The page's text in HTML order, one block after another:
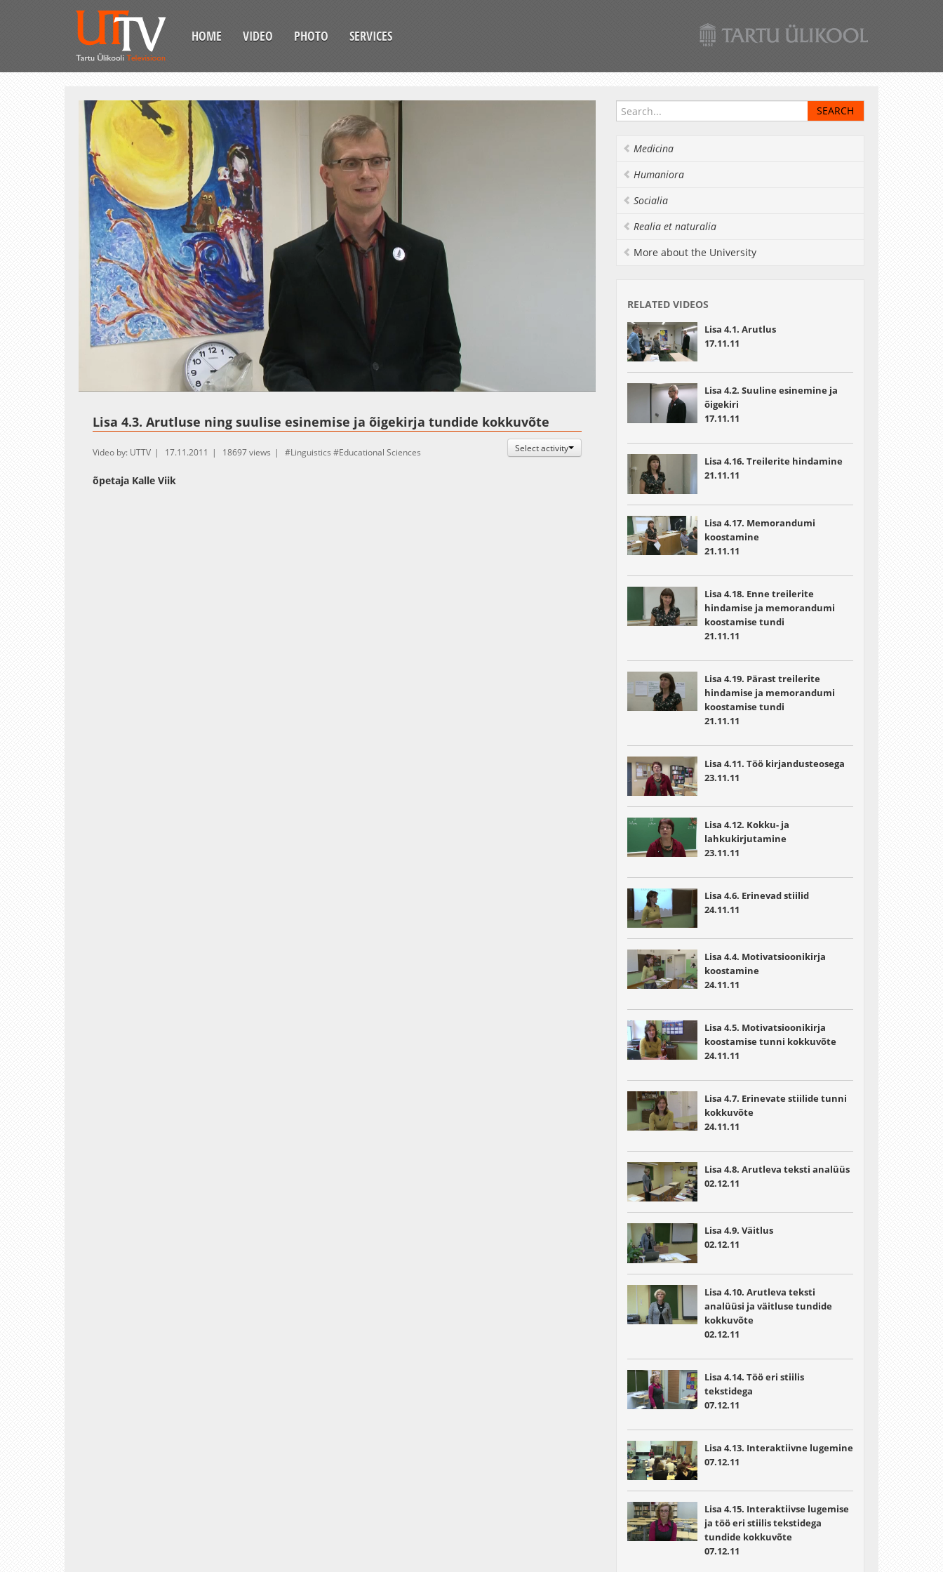
HOME VIDEO PHOTO SERVICES
8.49%
Lisa 4.3. Arutluse ning suulise esinemise ja õigekirja tundide kokkuvõte
Select activity
Video by: UTTV 17.11.2011 18697 views Linguistics Educational Sciences
õpetaja Kalle Viik
Medicina
Humaniora
Socialia
Realia et naturalia
More about the University
RELATED VIDEOS
Lisa 4.1. Arutlus
17.11.11
Lisa 4.2. Suuline esinemine ja
õigekiri
17.11.11
Lisa 4.16. Treilerite hindamine
21.11.11
Lisa 4.17. Memorandumi
koostamine
21.11.11
Lisa 4.18. Enne treilerite
hindamise ja memorandumi
koostamise tundi
21.11.11
Lisa 4.19. Pärast treilerite
hindamise ja memorandumi
koostamise tundi
21.11.11
Lisa 4.11. Töö kirjandusteosega
23.11.11
Lisa 4.12. Kokku- ja
lahkukirjutamine
23.11.11
Lisa 4.6. Erinevad stiilid
24.11.11
Lisa 4.4. Motivatsioonikirja
koostamine
24.11.11
Lisa 4.5. Motivatsioonikirja
koostamise tunni kokkuvõte
24.11.11
Lisa 4.7. Erinevate stiilide tunni
kokkuvõte
24.11.11
Lisa 4.8. Arutleva teksti analüüs
02.12.11
Lisa 4.9. Väitlus
02.12.11
Lisa 4.10. Arutleva teksti
analüüsi ja väitluse tundide
kokkuvõte
02.12.11
Lisa 4.14. Töö eri stiilis
tekstidega
07.12.11
Lisa 4.13. Interaktiivne lugemine
07.12.11
Lisa 4.15. Interaktiivse lugemise
ja töö eri stiilis tekstidega
tundide kokkuvõte
07.12.11